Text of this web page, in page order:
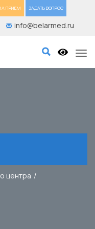
ПРИЕМ ЗАДАТЬ ВОПРОС
info@belarmed.ru
центра